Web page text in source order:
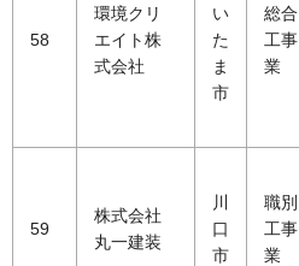
58
環境クリ
エイト株
式会社
い
た
ま
市
総合
工事
業
59
株式会社
丸一建装
川
口
市
職別
工事
業